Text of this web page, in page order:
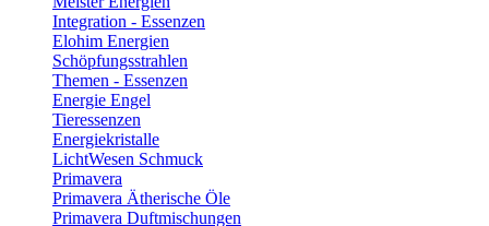
Integration - Essenzen
Elohim Energien
Schöpfungsstrahlen
Themen - Essenzen
Energie Engel
Tieressenzen
Energiekristalle
LichtWesen Schmuck
Primavera
Primavera Ätherische Öle
Primavera Duftmischungen